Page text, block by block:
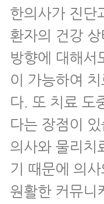
한의사가 진단
환자의 건강
방향에 대해서
이 가능하여
다. 또 치료 도
다는 장점이
의사와 물리치
기 때문에 의
원활한 커뮤니